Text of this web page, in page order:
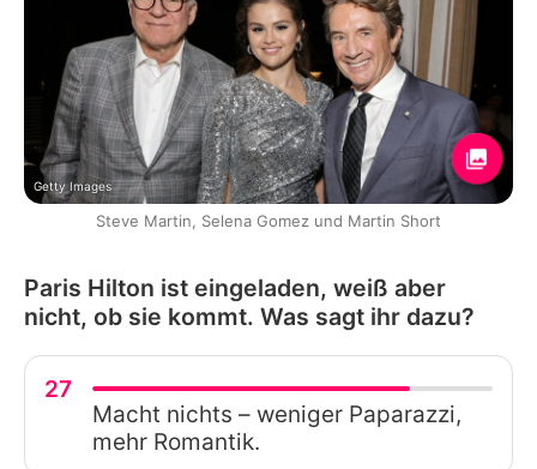
Getty Images
Steve Martin, Selena Gomez und Martin Short
Paris Hilton ist eingeladen, weiß aber
nicht, ob sie kommt. Was sagt ihr dazu?
27
Macht nichts – weniger Paparazzi,
mehr Romantik.